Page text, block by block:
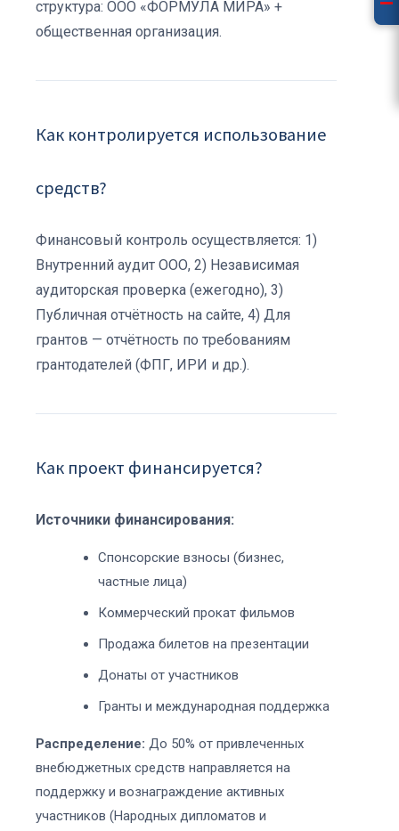
структура: ООО «ФОРМУЛА МИРА» +
общественная организация.
Как контролируется использование
средств?
Финансовый контроль осуществляется: 1)
Внутренний аудит ООО, 2) Независимая
аудиторская проверка (ежегодно), 3)
Публичная отчётность на сайте, 4) Для
грантов — отчётность по требованиям
грантодателей (ФПГ, ИРИ и др.).
Как проект финансируется?
Источники финансирования:
Спонсорские взносы (бизнес,
частные лица)
Коммерческий прокат фильмов
Продажа билетов на презентации
Донаты от участников
Гранты и международная поддержка
Распределение: До 50% от привлеченных
внебюджетных средств направляется на
поддержку и вознаграждение активных
участников (Народных дипломатов и